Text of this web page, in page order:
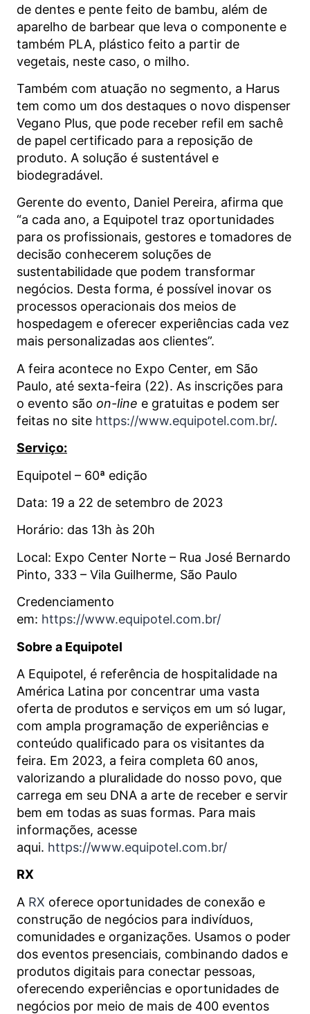
de dentes e pente feito de bambu, além de
aparelho de barbear que leva o componente e
também PLA, plástico feito a partir de
vegetais, neste caso, o milho.
Também com atuação no segmento, a Harus
tem como um dos destaques o novo dispenser
Vegano Plus, que pode receber refil em sachê
de papel certificado para a reposição de
produto. A solução é sustentável e
biodegradável.
Gerente do evento, Daniel Pereira, afirma que
“a cada ano, a Equipotel traz oportunidades
para os profissionais, gestores e tomadores de
decisão conhecerem soluções de
sustentabilidade que podem transformar
negócios. Desta forma, é possível inovar os
processos operacionais dos meios de
hospedagem e oferecer experiências cada vez
mais personalizadas aos clientes”.
A feira acontece no Expo Center, em São
Paulo, até sexta-feira (22). As inscrições para
o evento são on-line e gratuitas e podem ser
feitas no site https://www.equipotel.com.br/.
Serviço:
Equipotel – 60ª edição
Data: 19 a 22 de setembro de 2023
Horário: das 13h às 20h
Local: Expo Center Norte – Rua José Bernardo
Pinto, 333 – Vila Guilherme, São Paulo
Credenciamento
em: https://www.equipotel.com.br/
Sobre a Equipotel
A Equipotel, é referência de hospitalidade na
América Latina por concentrar uma vasta
oferta de produtos e serviços em um só lugar,
com ampla programação de experiências e
conteúdo qualificado para os visitantes da
feira. Em 2023, a feira completa 60 anos,
valorizando a pluralidade do nosso povo, que
carrega em seu DNA a arte de receber e servir
bem em todas as suas formas. Para mais
informações, acesse
aqui. https://www.equipotel.com.br/
RX
A RX oferece oportunidades de conexão e
construção de negócios para indivíduos,
comunidades e organizações. Usamos o poder
dos eventos presenciais, combinando dados e
produtos digitais para conectar pessoas,
oferecendo experiências e oportunidades de
negócios por meio de mais de 400 eventos